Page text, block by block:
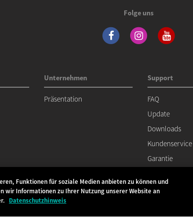
Folge uns
Unternehmen
Präsentation
Support
FAQ
Update
Downloads
Kundenservice
Garantie
Datenschutzrichtlinien Impressum
Funktionen für soziale Medien anbieten zu können und
wir Informationen zu Ihrer Nutzung unserer Website an
Datenschutzhinweis